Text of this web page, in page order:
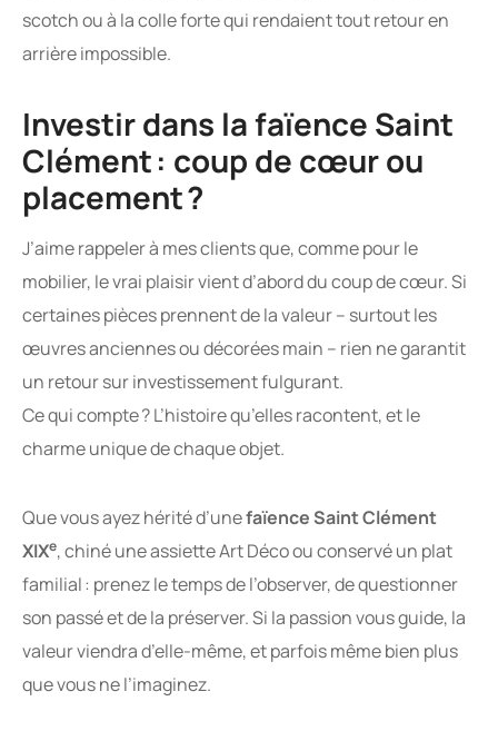
scotch ou à la colle forte qui rendaient tout retour en
arrière impossible.
Investir dans la faïence Saint
Clément : coup de cœur ou
placement ?
J’aime rappeler à mes clients que, comme pour le
mobilier, le vrai plaisir vient d’abord du coup de cœur. Si
certaines pièces prennent de la valeur – surtout les
œuvres anciennes ou décorées main – rien ne garantit
un retour sur investissement fulgurant.
Ce qui compte ? L’histoire qu’elles racontent, et le
charme unique de chaque objet.
Que vous ayez hérité d’unefaïence Saint Clément
XIXe, chiné une assiette Art Déco ou conservé un plat
familial : prenez le temps de l’observer, de questionner
son passé et de la préserver. Si la passion vous guide, la
valeur viendra d’elle-même, et parfois même bien plus
que vous ne l’imaginez.